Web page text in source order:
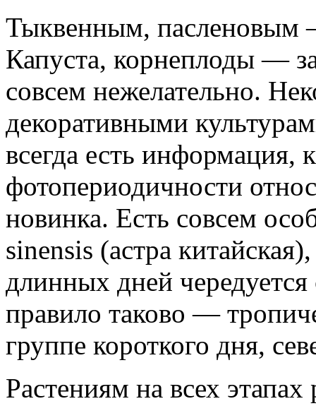
Тыквенным, пасленовым
Капуста, корнеплоды —
совсем нежелательно.
декоративными
всегда есть информация,
фотопериодичности
новинка. Есть совсем
sinensis (астра
длинных дней
правило таково —
группе короткого дня,
Растениям на всех этапах